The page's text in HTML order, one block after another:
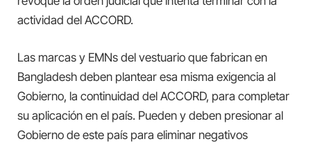
actividad del ACCORD.
Las marcas y EMNs del vestuario que fabrican en
Bangladesh deben plantear esa misma exigencia al
Gobierno, la continuidad del ACCORD, para completar
su aplicación en el país. Pueden y deben presionar al
Gobierno de este país para eliminar negativos